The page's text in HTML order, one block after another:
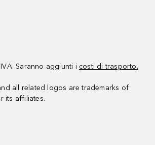
Saranno aggiunti i costi di trasporto.
all related logos are trademarks of
its affiliates.